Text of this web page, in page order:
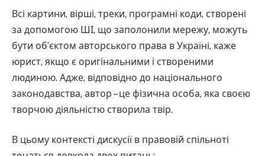
Всі картини, вірші, треки, програмні коди, створені
за допомогою ШІ, що заполонили мережу, можуть
бути об’єктом авторського права в Україні, каже
юрист, якщо є оригінальними і створеними
людиною. Адже, відповідно до національного
законодавства, автор – це фізична особа, яка своєю
творчою діяльністю створила твір.
В цьому контексті дискусії в правовій спільноті